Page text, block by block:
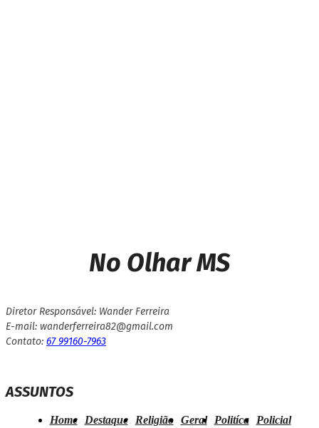
No Olhar MS
Diretor Responsável: Wander Ferreira
E-mail: wanderferreira82@gmail.com
Contato: 67 99160-7963
ASSUNTOS
Home Destaque Religião Geral Politíca
Policial